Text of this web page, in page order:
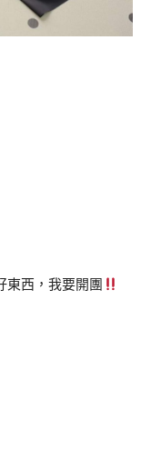
東西，我要開團